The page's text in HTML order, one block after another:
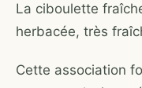
La ciboulette
herbacée, très
Cette association